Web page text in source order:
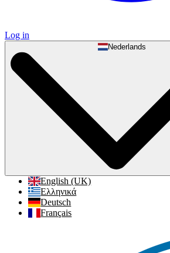
Log in
Nederlands
English (UK)
Ελληνικά
Deutsch
Français